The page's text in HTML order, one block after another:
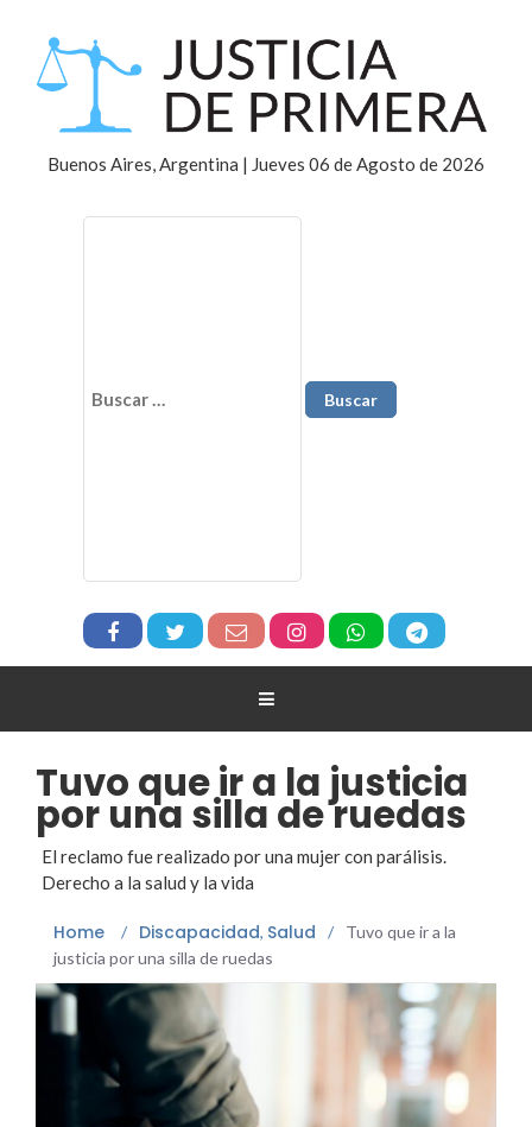
Buenos Aires, Argentina | Jueves 06 de Agosto de 2026
Tuvo que ir a la justicia
por una silla de ruedas
El reclamo fue realizado por una mujer con parálisis.
Derecho a la salud y la vida
Home / Discapacidad, Salud /
Tuvo que ir a la
justicia por una silla de ruedas